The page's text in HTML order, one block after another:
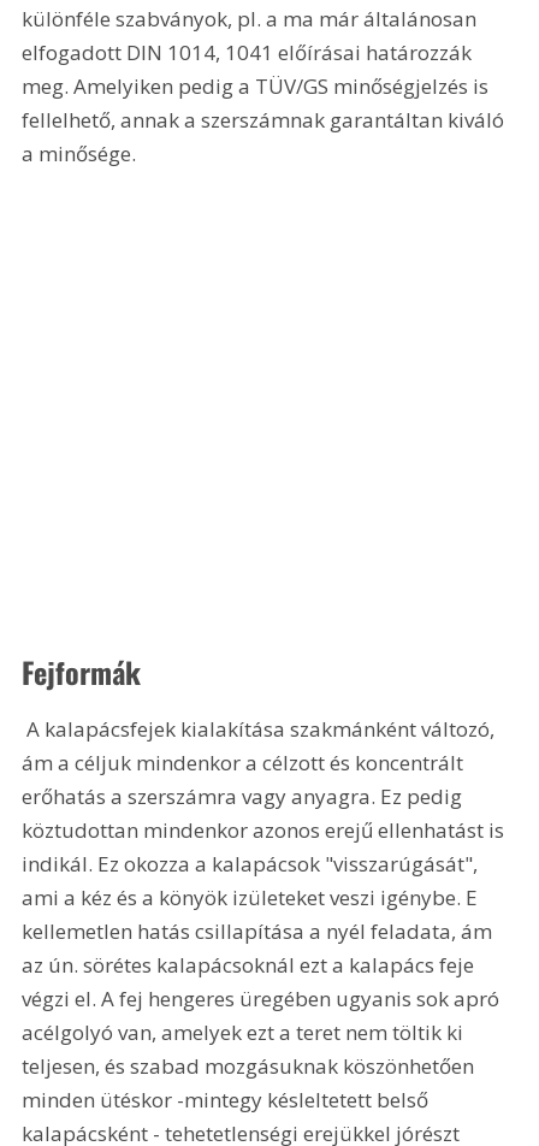
különféle szabványok, pl. a ma már általánosan
elfogadott DIN 1014, 1041 előírásai határozzák
meg. Amelyiken pedig a TÜV/GS minőségjelzés is
fellelhető, annak a szerszámnak garantáltan kiváló
a minősége.
Fejformák
A kalapácsfejek kialakítása szakmánként változó,
ám a céljuk mindenkor a célzott és koncentrált
erőhatás a szerszámra vagy anyagra. Ez pedig
köztudottan mindenkor azonos erejű ellenhatást is
indikál. Ez okozza a kalapácsok "visszarúgását",
ami a kéz és a könyök izületeket veszi igénybe. E
kellemetlen hatás csillapítása a nyél feladata, ám
az ún. sörétes kalapácsoknál ezt a kalapács feje
végzi el. A fej hengeres üregében ugyanis sok apró
acélgolyó van, amelyek ezt a teret nem töltik ki
teljesen, és szabad mozgásuknak köszönhetően
minden ütéskor -mintegy késleltetett belső
kalapácsként - tehetetlenségi erejükkel jórészt